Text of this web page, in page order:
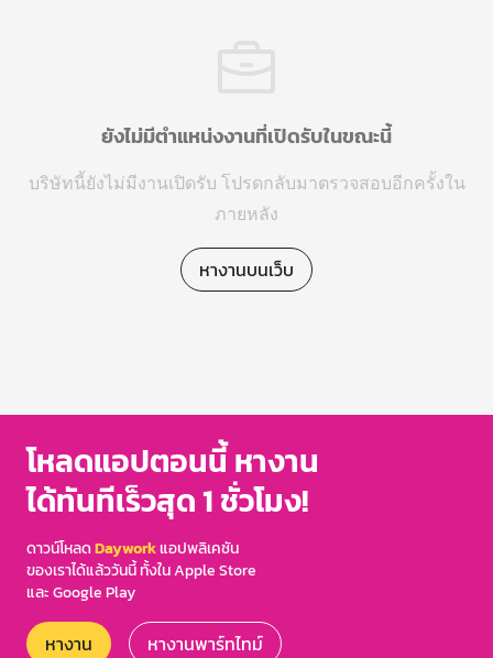
ยังไม่มีตำแหน่งงานที่เปิดรับในขณะนี้
บริษัทนี้ยังไม่มีงานเปิดรับ โปรดกลับมาตรวจสอบอีกครั้งใน
ภายหลัง
หางานบนเว็บ
โหลดแอปตอนนี้ หางาน
ได้ทันทีเร็วสุด 1 ชั่วโมง!
ดาวน์โหลดDayworkแอปพลิเคชัน
ของเราได้แล้ววันนี้ ทั้งใน Apple Store
และ Google Play
หางาน หางานพาร์ทไทม์